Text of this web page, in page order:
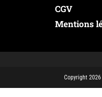
CGV
Mentions
Copyright